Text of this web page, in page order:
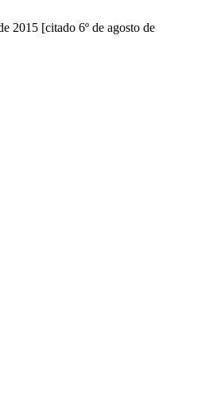
2015 [citado 6º de agosto de